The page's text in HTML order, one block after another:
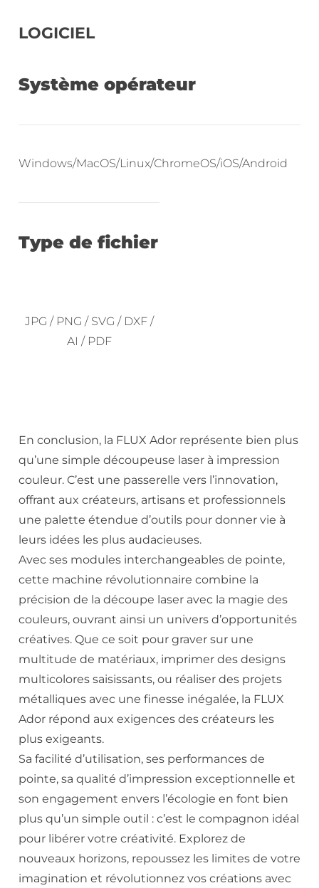
LOGICIEL
Système opérateur
Windows/MacOS/Linux/ChromeOS/iOS/Android
Type de fichier
JPG / PNG / SVG / DXF /
AI / PDF
En conclusion, la FLUX Ador représente bien plus
qu’une simple découpeuse laser à impression
couleur. C’est une passerelle vers l’innovation,
offrant aux créateurs, artisans et professionnels
une palette étendue d’outils pour donner vie à
leurs idées les plus audacieuses.
Avec ses modules interchangeables de pointe,
cette machine révolutionnaire combine la
précision de la découpe laser avec la magie des
couleurs, ouvrant ainsi un univers d’opportunités
créatives. Que ce soit pour graver sur une
multitude de matériaux, imprimer des designs
multicolores saisissants, ou réaliser des projets
métalliques avec une finesse inégalée, la FLUX
Ador répond aux exigences des créateurs les
plus exigeants.
Sa facilité d’utilisation, ses performances de
pointe, sa qualité d’impression exceptionnelle et
son engagement envers l’écologie en font bien
plus qu’un simple outil : c’est le compagnon idéal
pour libérer votre créativité. Explorez de
nouveaux horizons, repoussez les limites de votre
imagination et révolutionnez vos créations avec